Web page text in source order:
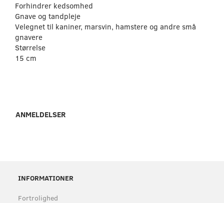
Forhindrer kedsomhed
Gnave og tandpleje
Velegnet til kaniner, marsvin, hamstere og andre små
gnavere
Størrelse
15 cm
ANMELDELSER
INFORMATIONER
Fortrolighed